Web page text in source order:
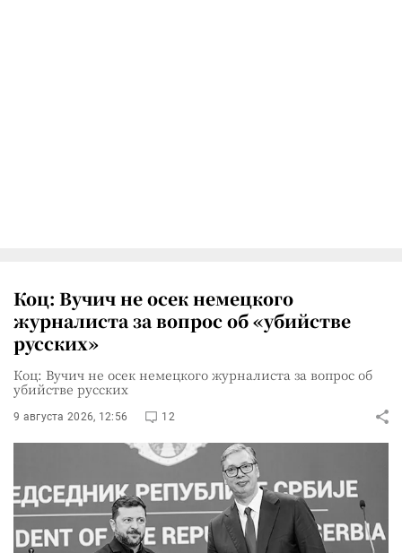
Коц: Вучич не осек немецкого
журналиста за вопрос об «убийстве
русских»
Коц: Вучич не осек немецкого журналиста за вопрос об
убийстве русских
9 августа 2026, 12:56 12